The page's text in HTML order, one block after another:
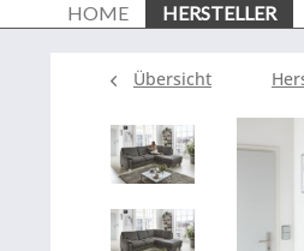
HOME HERSTELLER
Übersicht